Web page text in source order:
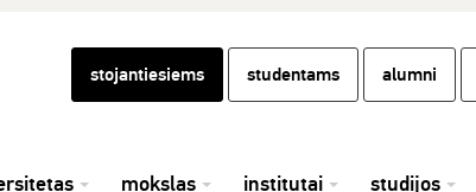
stojantiesiems studentams alumni
mokslas institutai studijos